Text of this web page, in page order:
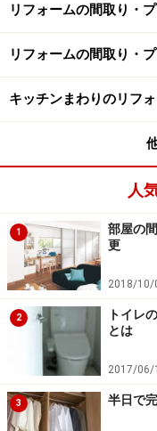
リフォームの間取り・
リフォームの間取り・
キッチンまわりのリフ
人
1
部屋の
更
2018/10/
2
トイレ
とは
2017/06/
3 半日で